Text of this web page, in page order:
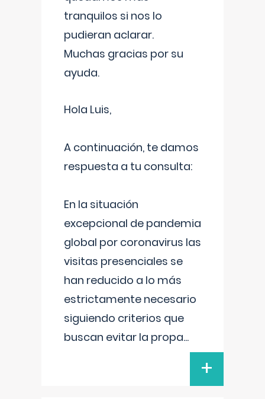
tranquilos si nos lo
pudieran aclarar.
Muchas gracias por su
ayuda.
Hola Luis,
A continuación, te damos
respuesta a tu consulta:
En la situación
excepcional de pandemia
global por coronavirus las
visitas presenciales se
han reducido a lo más
estrictamente necesario
siguiendo criterios que
buscan evitar la propa...
+